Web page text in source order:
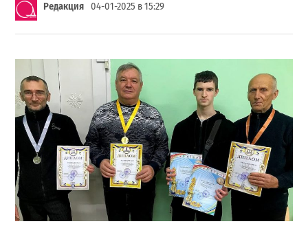
Редакция 04-01-2025 в 15:29